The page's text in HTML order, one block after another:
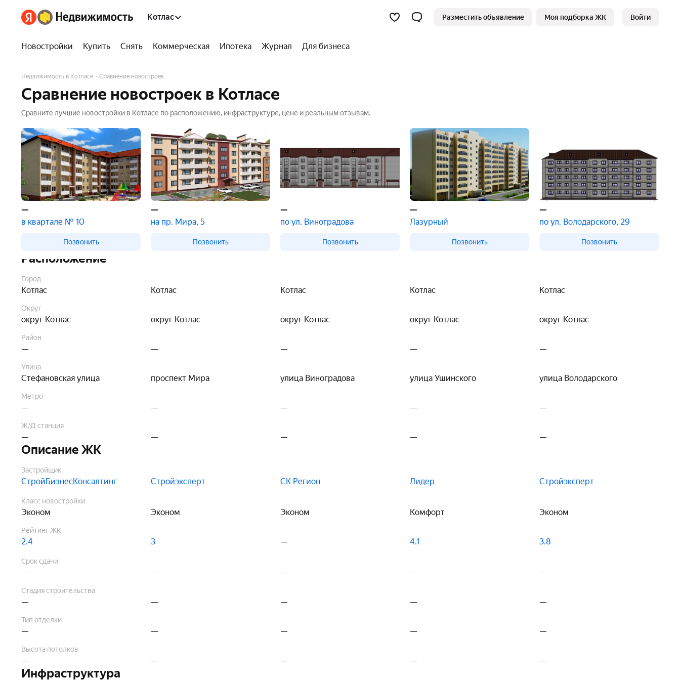
Котлас Разместить объявление Моя подборка ЖК Войти
Новостройки Купить Снять Коммерческая Ипотека Журнал Для бизнеса
Недвижимость в Котласе Сравнение новостроек
Сравнение новостроек в Котласе
Сравните лучшие новостройки в Котласе по расположению, инфраструктуре, цене и реальным отзывам.
— — — —
—
в квартале № 10
на пр. Мира, 5 по ул. Виноградова Лазурный по ул. Володарского, 29
Позвонить Позвонить Позвонить Позвонить Позвонить
Расположение
Город
Котлас Котлас Котлас Котлас Котлас
Округ
округ Котлас округ Котлас округ Котлас округ Котлас округ Котлас
Район
— — — — —
Улица
Стефановская улица проспект Мира улица Виноградова улица Ушинского улица Володарского
Метро
— — — — —
Ж/Д станция
— — — — —
Описание ЖК
Застройщик
СтройБизнесКонсалтинг Стройэксперт СК Регион Лидер Стройэксперт
Класс новостройки
Эконом Эконом Эконом Комфорт Эконом
Рейтинг ЖК
2.4 3 — 4.1 3.8
Срок сдачи
— — — — —
Стадия строительства
— — — — —
Тип отделки
— — — — —
Высота потолков
— — — — —
Инфраструктура